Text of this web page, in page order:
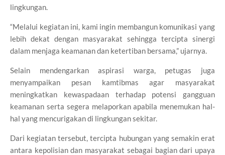
lingkungan.
“Melalui kegiatan ini, kami ingin membangun komunikasi yang
lebih dekat dengan masyarakat sehingga tercipta sinergi
dalam menjaga keamanan dan ketertiban bersama,” ujarnya.
Selain mendengarkan aspirasi warga, petugas juga
menyampaikan pesan kamtibmas agar masyarakat
meningkatkan kewaspadaan terhadap potensi gangguan
keamanan serta segera melaporkan apabila menemukan hal-
hal yang mencurigakan di lingkungan sekitar.
Dari kegiatan tersebut, tercipta hubungan yang semakin erat
antara kepolisian dan masyarakat sebagai bagian dari upaya